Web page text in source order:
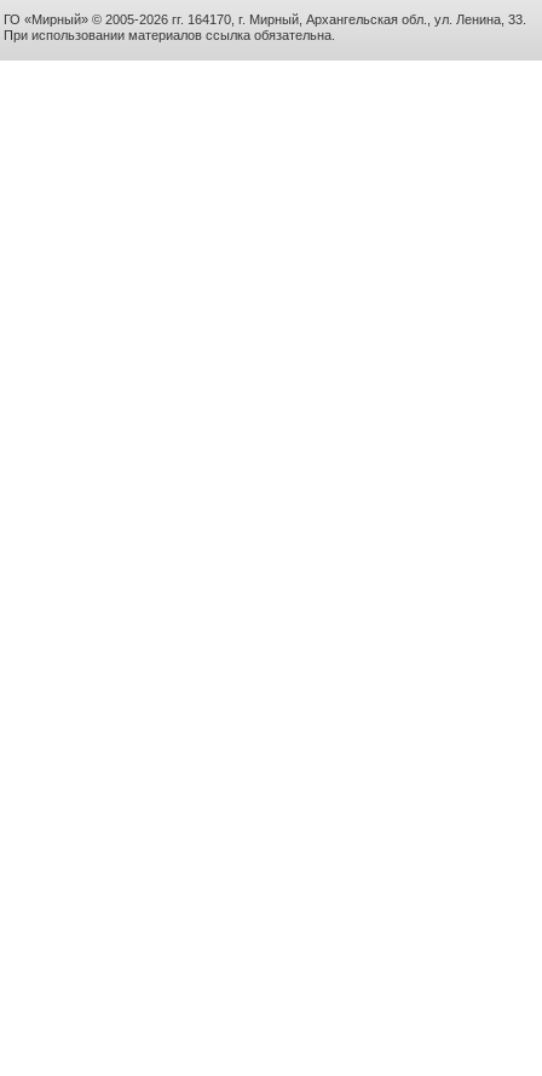
ГО «Мирный» © 2005-2026 гг. 164170, г. Мирный, Архангельская обл., ул. Ленина, 33.
При использовании материалов ссылка обязательна.